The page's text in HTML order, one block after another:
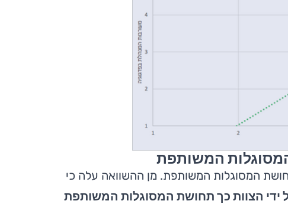
המסוגלות המשותפת
המסוגלות המשותפת. מן ההשוואה עלה כי
ידי הצוות כך תחושת המסוגלות המשותפת